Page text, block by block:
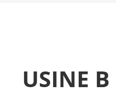
USINE B